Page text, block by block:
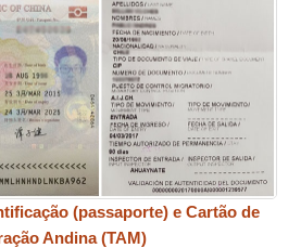
(passaporte) e Cartão de
Andina (TAM)